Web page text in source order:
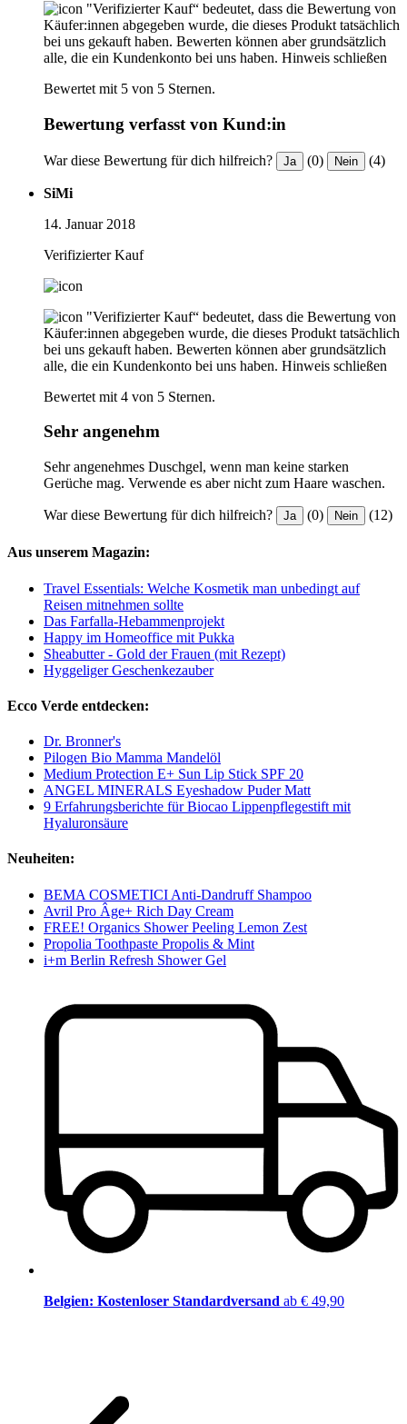
"Verifizierter Kauf“ bedeutet, dass die Bewertung von
Käufer:innen abgegeben wurde, die dieses Produkt tatsächlich
bei uns gekauft haben. Bewerten können aber grundsätzlich
alle, die ein Kundenkonto bei uns haben. Hinweis schließen
Bewertet mit 5 von 5 Sternen.
Bewertung verfasst von Kund:in
War diese Bewertung für dich hilfreich? Ja (0) Nein (4)
SiMi
14. Januar 2018
Verifizierter Kauf
"Verifizierter Kauf“ bedeutet, dass die Bewertung von
Käufer:innen abgegeben wurde, die dieses Produkt tatsächlich
bei uns gekauft haben. Bewerten können aber grundsätzlich
alle, die ein Kundenkonto bei uns haben. Hinweis schließen
Bewertet mit 4 von 5 Sternen.
Sehr angenehm
Sehr angenehmes Duschgel, wenn man keine starken
Gerüche mag. Verwende es aber nicht zum Haare waschen.
War diese Bewertung für dich hilfreich? Ja (0) Nein (12)
Aus unserem Magazin:
Travel Essentials: Welche Kosmetik man unbedingt auf
Reisen mitnehmen sollte
Das Farfalla-Hebammenprojekt
Happy im Homeoffice mit Pukka
Sheabutter - Gold der Frauen (mit Rezept)
Hyggeliger Geschenkezauber
Ecco Verde entdecken:
Dr. Bronner's
Pilogen Bio Mamma Mandelöl
Medium Protection E+ Sun Lip Stick SPF 20
ANGEL MINERALS Eyeshadow Puder Matt
9 Erfahrungsberichte für Biocao Lippenpflegestift mit
Hyaluronsäure
Neuheiten:
BEMA COSMETICI Anti-Dandruff Shampoo
Avril Pro Âge+ Rich Day Cream
FREE! Organics Shower Peeling Lemon Zest
Propolia Toothpaste Propolis & Mint
i+m Berlin Refresh Shower Gel
Belgien: Kostenloser Standardversand ab € 49,90